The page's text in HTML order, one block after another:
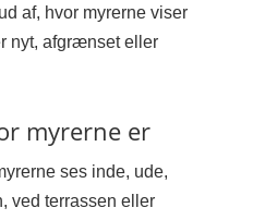
af, hvor myrerne viser
nyt, afgrænset eller
myrerne er
ses inde, ude,
ved terrassen eller